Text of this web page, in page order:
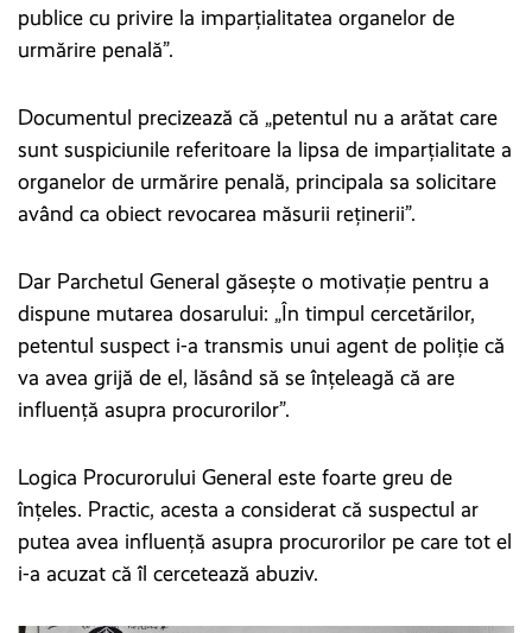
publice cu privire la imparțialitatea organelor de
urmărire penală”.
Documentul precizează că „petentul nu a arătat care
sunt suspiciunile referitoare la lipsa de imparțialitate a
organelor de urmărire penală, principala sa solicitare
având ca obiect revocarea măsurii reținerii”.
Dar Parchetul General găsește o motivație pentru a
dispune mutarea dosarului: „În timpul cercetărilor,
petentul suspect i-a transmis unui agent de poliție că
va avea grijă de el, lăsând să se înțeleagă că are
influență asupra procurorilor”.
Logica Procurorului General este foarte greu de
înțeles. Practic, acesta a considerat că suspectul ar
putea avea influență asupra procurorilor pe care tot el
i-a acuzat că îl cercetează abuziv.